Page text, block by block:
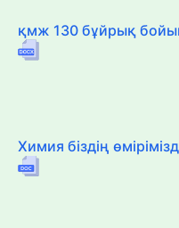
қмж 130 бұйрық
Химия біздің